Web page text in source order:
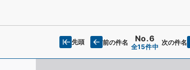
先頭 前の件名 No.6
全15件中
次の件名